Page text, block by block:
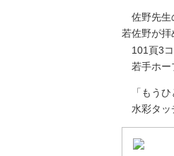
佐野先生
若佐野が拝
101頁3コ
若手ホー
「もうひ
水彩タッ